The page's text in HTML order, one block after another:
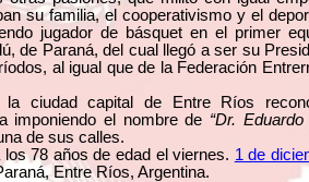
su familia, el cooperativismo y el
jugador de básquet en el primer
de Paraná, del cual llegó a ser su
al igual que de la Federación
la ciudad capital de Entre Ríos
imponiendo el nombre de “Dr. Eduardo
de sus calles.
los 78 años de edad el viernes. 1 de
Entre Ríos, Argentina.